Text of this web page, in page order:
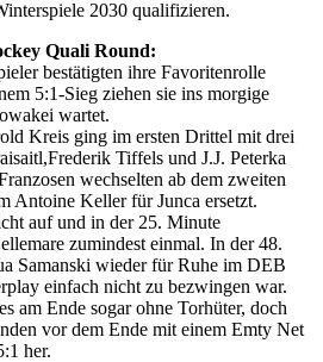
2030 qualifizieren.
Quali Round:
bestätigten ihre Favoritenrolle
5:1-Sieg ziehen sie ins morgige
wartet.
Kreis ging im ersten Drittel mit drei
Tiffels und J.J. Peterka
wechselten ab dem zweiten
Antoine Keller für Junca ersetzt.
auf und in der 25. Minute
zumindest einmal. In der 48.
Samanski wieder für Ruhe im DEB
einfach nicht zu bezwingen war.
am Ende sogar ohne Torhüter, doch
vor dem Ende mit einem Emty Net
her.